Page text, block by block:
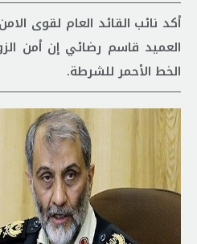
أكد نائب القائد العام لقوى
العميد قاسم رضائي إن أمن
الخط الأحمر للشرطة.